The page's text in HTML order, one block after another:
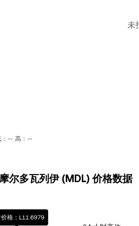
未
：-- 高：--
尔多瓦列伊 (MDL) 价格数据
格：L11.6979